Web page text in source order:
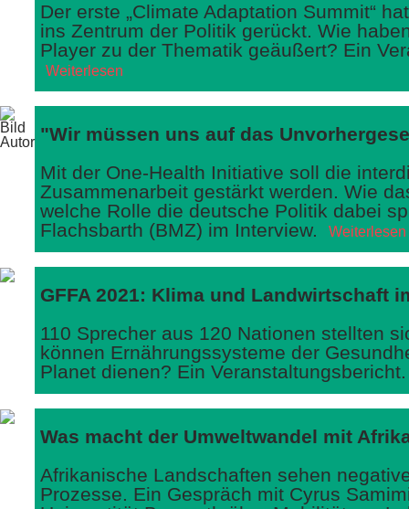
Der erste „Climate Adaptation Summit“
ins Zentrum der Politik gerückt. Wie
Player zu der Thematik geäußert? Ein
Weiterlesen
"Wir müssen uns auf das
Mit der One-Health Initiative soll die
Zusammenarbeit gestärkt werden. Wie
welche Rolle die deutsche Politik dabei
Flachsbarth (BMZ) im Interview.
Weiterlesen
GFFA 2021: Klima und Landwirtschaft
110 Sprecher aus 120 Nationen stellten
können Ernährungssysteme der
Planet dienen? Ein
Was macht der Umweltwandel mit
Afrikanische Landschaften sehen
Prozesse. Ein Gespräch mit Cyrus